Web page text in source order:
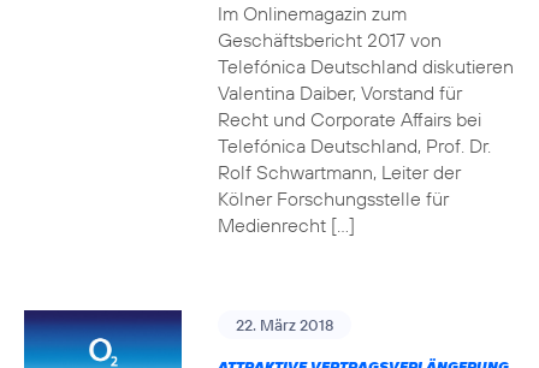
Im Onlinemagazin zum
Geschäftsbericht 2017 von
Telefónica Deutschland diskutieren
Valentina Daiber, Vorstand für
Recht und Corporate Affairs bei
Telefónica Deutschland, Prof. Dr.
Rolf Schwartmann, Leiter der
Kölner Forschungsstelle für
Medienrecht […]
22. März 2018